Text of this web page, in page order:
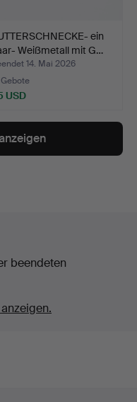
ein
Weißmetall mit G…
14. Mai 2026
Gebote
USD
beendeten